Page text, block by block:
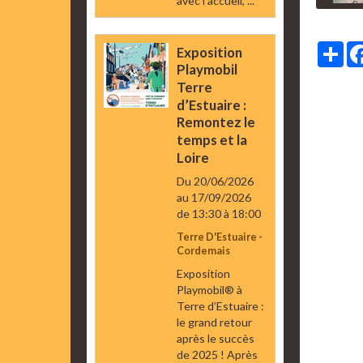
Exposition
Playmobil
Terre
d’Estuaire :
Remontez le
temps et la
Loire
Du 20/06/2026
au 17/09/2026
de 13:30à 18:00
Terre D'Estuaire -
Cordemais
Exposition
Playmobil® à
Terre d’Estuaire :
le grand retour
après le succès
de 2025 ! Après